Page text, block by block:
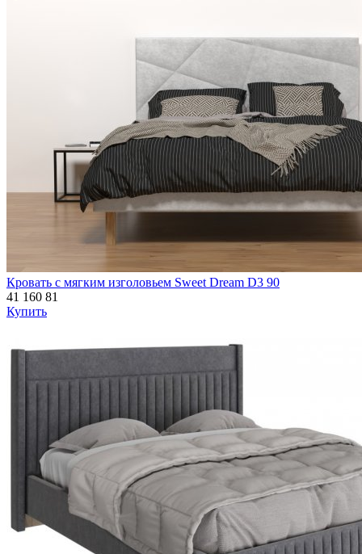
Кровать с мягким изголовьем Sweet Dream D3 90
41 160 81
Купить